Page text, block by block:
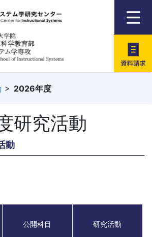
2026年度
研究活動
動
公開科目 研究活動